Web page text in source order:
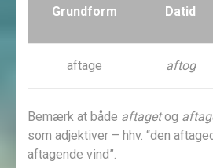
Grundform Datid
aftage aftog
Bemærk at både aftagetog
som adjektiver – hhv. “den
aftagende vind”.